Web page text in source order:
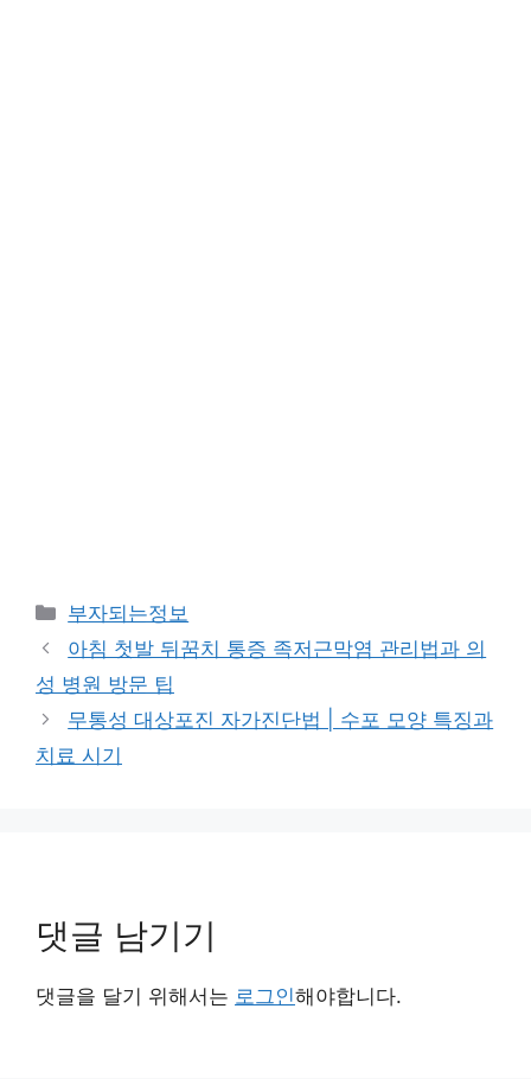
카
테
리
부자되는정보
아침 첫발 뒤꿈치 통증 족저근막염 관리법과 의
성 병원 방문 팁
무통성 대상포진 자가진단법 | 수포 모양 특징과
치료 시기
댓글 남기기
댓글을 달기 위해서는 로그인해야합니다.